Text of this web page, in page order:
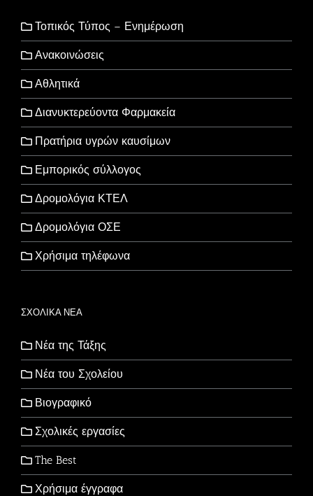
Τοπικός Τύπος – Ενημέρωση
Ανακοινώσεις
Αθλητικά
Διανυκτερεύοντα Φαρμακεία
Πρατήρια υγρών καυσίμων
Εμπορικός σύλλογος
Δρομολόγια ΚΤΕΛ
Δρομολόγια ΟΣΕ
Χρήσιμα τηλέφωνα
ΣΧΟΛΙΚΑ ΝΕΑ
Νέα της Τάξης
Νέα του Σχολείου
Βιογραφικό
Σχολικές εργασίες
The Best
Χρήσιμα έγγραφα